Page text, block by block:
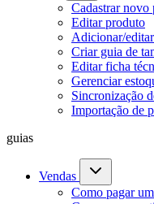
Cadastrar novo
Editar produto
Adicionar/
Criar guia de
Editar ficha
Gerenciar
Sincronização
Importação de
guias
Vendas
Como pagar